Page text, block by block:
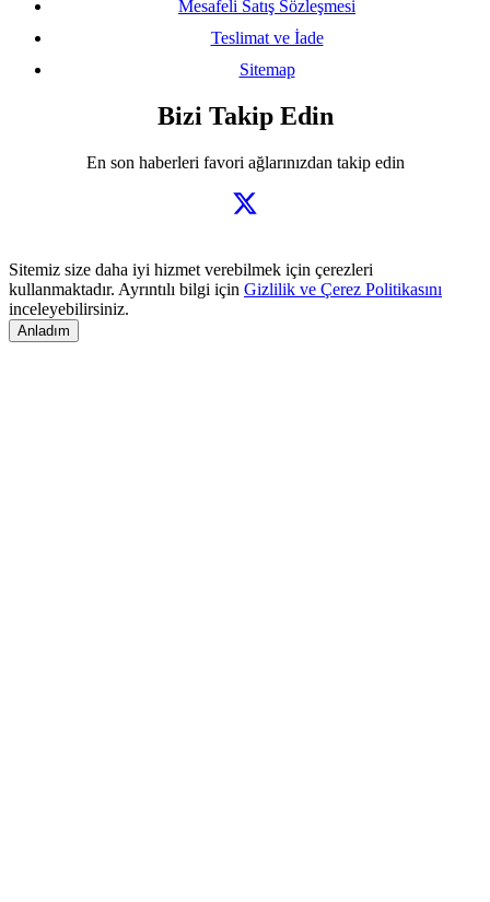
Mesafeli Satış Sözleşmesi
Teslimat ve İade
Sitemap
Bizi Takip Edin
En son haberleri favori ağlarınızdan takip edin
Sitemiz size daha iyi hizmet verebilmek için çerezleri
kullanmaktadır. Ayrıntılı bilgi için Gizlilik ve Çerez Politikasını
inceleyebilirsiniz.
Anladım